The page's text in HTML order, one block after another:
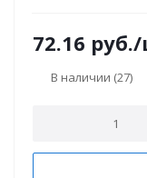
72.16 руб./
В наличии (27)